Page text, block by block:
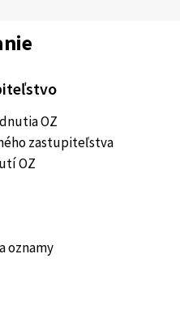
OZ
zastupiteľstva
OZ
oznamy